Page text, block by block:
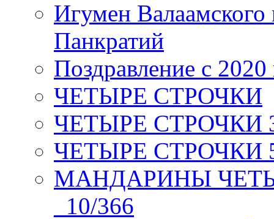
Игумен
Панкратий
Поздравление с 2020
ЧЕТЫРЕ СТРОЧКИ
ЧЕТЫРЕ СТРОЧКИ 3
ЧЕТЫРЕ СТРОЧКИ 5
МАНДАРИНЫ
_10/366